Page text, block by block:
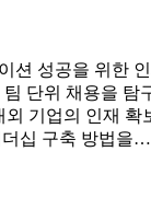
션 성공을 위한
단위 채용을 탐
외 기업의 인재 확
십 구축 방법을…